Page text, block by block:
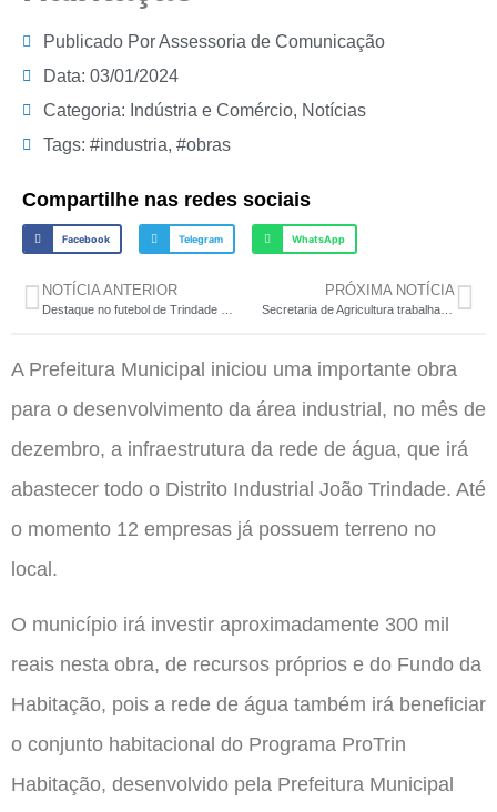
Publicado PorAssessoria de Comunicação
Data: 03/01/2024
Categoria: Indústria e Comércio, Notícias
Tags: #industria, #obras
Compartilhe nas redes sociais
Facebook Telegram WhatsApp
NOTÍCIA ANTERIOR PRÓXIMA NOTÍCIA
A Prefeitura Municipal iniciou uma importante obra
para o desenvolvimento da área industrial, no mês de
dezembro, a infraestrutura da rede de água, que irá
abastecer todo o Distrito Industrial João Trindade. Até
o momento 12 empresas já possuem terreno no
local.
O município irá investir aproximadamente 300 mil
reais nesta obra, de recursos próprios e do Fundo da
Habitação, pois a rede de água também irá beneficiar
o conjunto habitacional do Programa ProTrin
Habitação, desenvolvido pela Prefeitura Municipal